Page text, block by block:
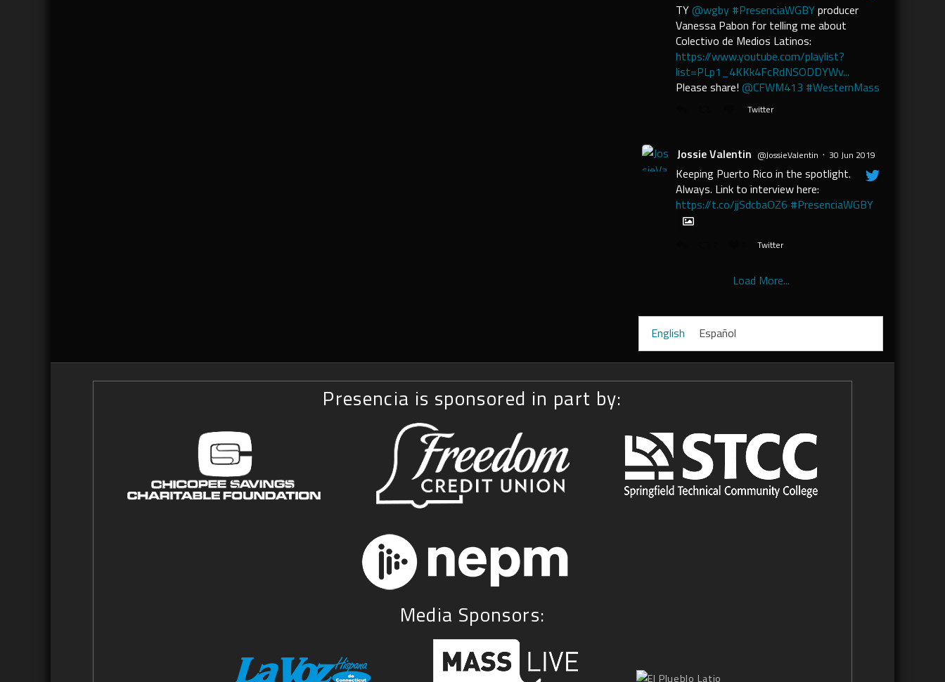
TY@wgby #PresenciaWGBYproducer
Vanessa Pabon for telling me about
Colectivo de Medios Latinos:
https://www.youtube.com/playlist?
list=PLp1_4KKk4FcRdNSODDYWv...
Please share! @CFWM413 #WesternMass
Twitter
Jossie Valentin @JossieValentin · 30 Jun 2019
Keeping Puerto Rico in the spotlight.
Always. Link to interview here:
https://t.co/jjSdcbaOZ6 #PresenciaWGBY
Twitter
Load More...
English Español
Presencia is sponsored in part by:
Media Sponsors: